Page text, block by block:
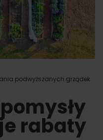
podwyższanych grządek
rabaty